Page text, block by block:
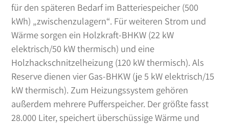
für den späteren Bedarf im Batteriespeicher (500
kWh) „zwischenzulagern“. Für weiteren Strom und
Wärme sorgen ein Holzkraft-BHKW (22 kW
elektrisch/50 kW thermisch) und eine
Holzhackschnitzelheizung (120 kW thermisch). Als
Reserve dienen vier Gas-BHKW (je 5 kW elektrisch/15
kW thermisch). Zum Heizungssystem gehören
außerdem mehrere Pufferspeicher. Der größte fasst
28.000 Liter, speichert überschüssige Wärme und